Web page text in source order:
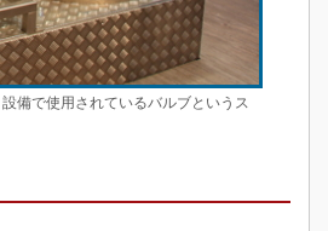
備で使用されているバルブというス